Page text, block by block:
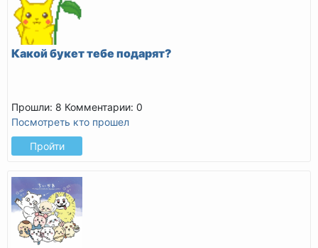
Какой букет тебе подарят?
Прошли: 8 Комментарии: 0
Посмотреть кто прошел
Пройти